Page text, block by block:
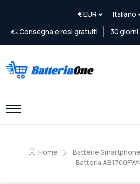
Consegna e resi gratuiti 30 giorni
Home Batterie Smartphone
Batteria